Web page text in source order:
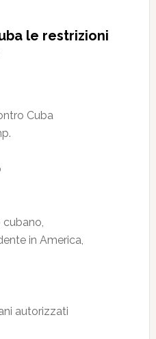
le restrizioni
Cuba
in America,
autorizzati